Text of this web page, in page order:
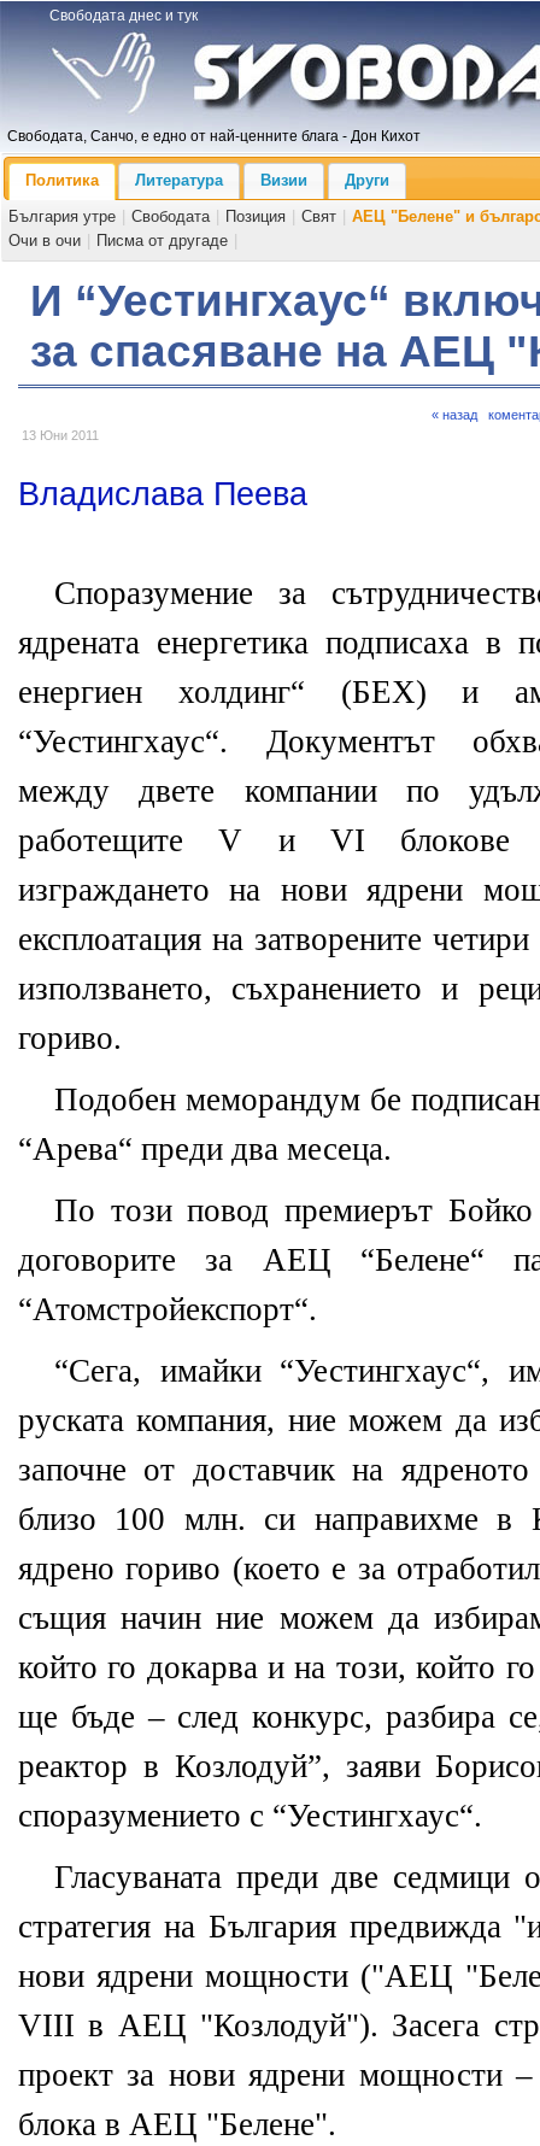
Свободата днес и тук
Свободата, Санчо, е едно от най-ценните блага - Дон Кихот
Политика Литература Визии
Други
България утре
Свободата Позиция Свят
АЕЦ "Белене" и
Очи в очи
Писма от другаде
И “Уестингхаус“
за спасяване на АЕЦ
13 Юни 2011
« назад
Владислава Пеева
Споразумение за
ядрената енергетика подписаха в
енергиен холдинг“ (БЕХ) и
“Уестингхаус“. Документът
между двете компании по
работещите V и VІ
изграждането на нови ядрени
експлоатация на затворените
използването, съхранението и
гориво.
Подобен меморандум бе
“Арева“ преди два месеца.
По този повод премиерът
договорите за АЕЦ “Белене“
“Атомстройекспорт“.
“Сега, имайки “Уестингхаус“,
руската компания, ние можем да
започне от доставчик на
близо 100 млн. си направихме в
ядрено гориво (което е за
същия начин ние можем да
който го докарва и на този, който
ще бъде – след конкурс, разбира
реактор в Козлодуй”, заяви
споразумението с “Уестингхаус“.
Гласуваната преди две седмици
стратегия на България предвижда
нови ядрени мощности ("АЕЦ
VIII в АЕЦ "Козлодуй"). Засега
проект за нови ядрени мощности –
блока в АЕЦ "Белене".